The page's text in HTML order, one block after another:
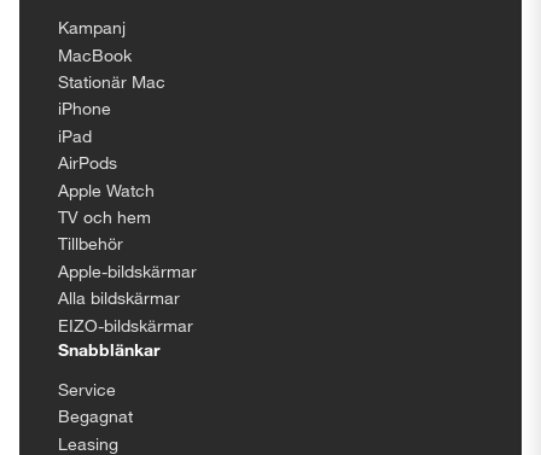
Kampanj
MacBook
Stationär Mac
iPhone
iPad
AirPods
Apple Watch
TV och hem
Tillbehör
Apple-bildskärmar
Alla bildskärmar
EIZO-bildskärmar
Snabblänkar
Service
Begagnat
Leasing